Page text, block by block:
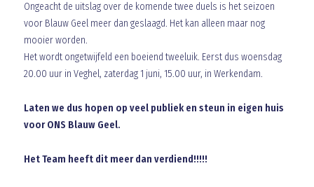
Ongeacht de uitslag over de komende twee duels is het seizoen
voor Blauw Geel meer dan geslaagd. Het kan alleen maar nog
mooier worden.
Het wordt ongetwijfeld een boeiend tweeluik. Eerst dus woensdag
20.00 uur in Veghel, zaterdag 1 juni, 15.00 uur, in Werkendam.
Laten we dus hopen op veel publiek en steun in eigen huis
voor ONS Blauw Geel.
Het Team heeft dit meer dan verdiend!!!!!